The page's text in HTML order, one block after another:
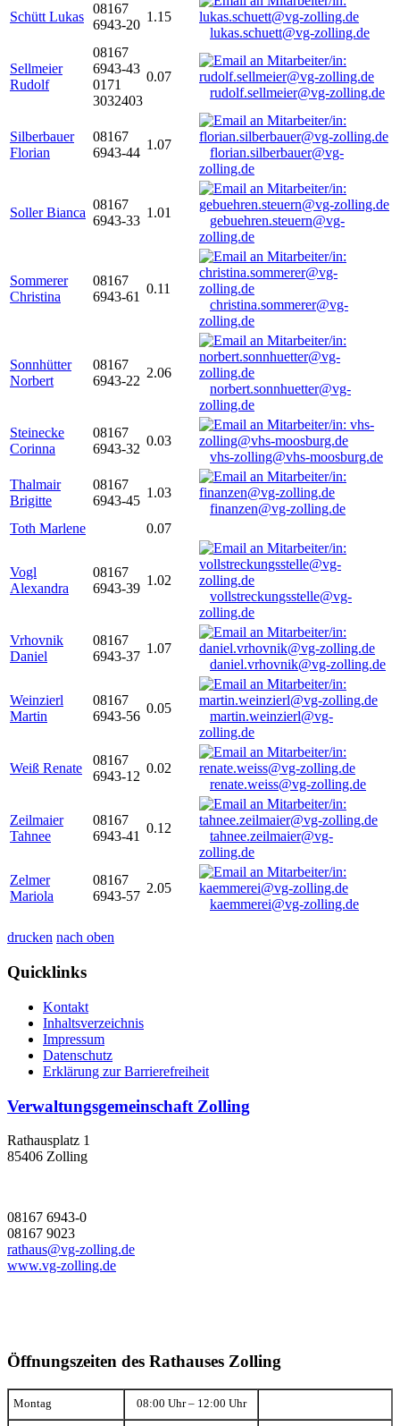
Schütt Lukas
08167
6943-20
1.15
lukas.schuett@vg-zolling.de
Sellmeier
Rudolf
08167
6943-43
0171
3032403
0.07
rudolf.sellmeier@vg-zolling.de
Silberbauer
Florian
08167
6943-44
1.07
florian.silberbauer@vg-
zolling.de
Soller Bianca
08167
6943-33
1.01
gebuehren.steuern@vg-
zolling.de
Sommerer
Christina
08167
6943-61
0.11
christina.sommerer@vg-
zolling.de
Sonnhütter
Norbert
08167
6943-22
2.06
norbert.sonnhuetter@vg-
zolling.de
Steinecke
Corinna
08167
6943-32
0.03
vhs-zolling@vhs-moosburg.de
Thalmair
Brigitte
08167
6943-45
1.03
finanzen@vg-zolling.de
Toth Marlene
0.07
Vogl
Alexandra
08167
6943-39
1.02
vollstreckungsstelle@vg-
zolling.de
Vrhovnik
Daniel
08167
6943-37
1.07
daniel.vrhovnik@vg-zolling.de
Weinzierl
Martin
08167
6943-56
0.05
martin.weinzierl@vg-
zolling.de
Weiß Renate
08167
6943-12
0.02
renate.weiss@vg-zolling.de
Zeilmaier
Tahnee
08167
6943-41
0.12
tahnee.zeilmaier@vg-
zolling.de
Zelmer
Mariola
08167
6943-57
2.05
kaemmerei@vg-zolling.de
drucken nach oben
Quicklinks
Kontakt
Inhaltsverzeichnis
Impressum
Datenschutz
Erklärung zur Barrierefreiheit
Verwaltungsgemeinschaft Zolling
Rathausplatz 1
85406 Zolling
08167 6943-0
08167 9023
rathaus@vg-zolling.de
www.vg-zolling.de
Öffnungszeiten des Rathauses Zolling
Montag 08:00 Uhr – 12:00 Uhr